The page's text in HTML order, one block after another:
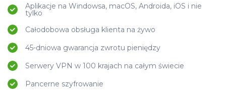
Aplikacje na Windowsa, macOS, Androida, iOS i nie
tylko
Całodobowa obsługa klienta na żywo
45-dniowa gwarancja zwrotu pieniędzy
Serwery VPN w 100 krajach na całym świecie
Pancerne szyfrowanie